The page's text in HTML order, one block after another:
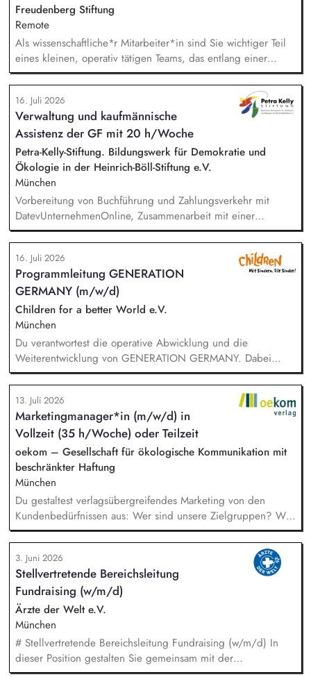
Freudenberg Stiftung
Remote
Als wissenschaftliche*r Mitarbeiter*in sind Sie wichtiger Teil
eines kleinen, operativ tätigen Teams, das entlang einer
klaren Programmatik langfristig soziale Innovation
implementiert. Sie unterstützen die Geschäftsführung bei der
Umsetzung der Stiftungsprogrammatik und entwickeln dabei
die Internationalisierungsstrategie der Stiftung weiter. Sie
übersetzen wissenschaftliche Erkenntnisse in
alltagsangebundene Handlungsansätze entlang unserer
Stiftungsprogrammatik.
16. Juli 2026
Verwaltung und kaufmännische
Assistenz der GF mit 20 h/Woche
Petra-Kelly-Stiftung. Bildungswerk für Demokratie und
Ökologie in der Heinrich-Böll-Stiftung e.V.
München
Vorbereitung von Buchführung und Zahlungsverkehr mit
DatevUnternehmenOnline, Zusammenarbeit mit einer
Steuerkanzlei, Zuarbeit Wirtschaftsprüfung bei der Erstellung
des Verwendungsnachweises und des Jahresabschlusses,
Unterstützung in der Projektadministration und -abrechnung,
Administrative Beratung von Kooperationspartner*innen,
Pflege von Personalstammdaten, Unterstützung der
Geschäftsführung, Einführung und Nutzung von digitalen
Anwendungen, Einhaltung und Überprüfung der DSGVO.
16. Juli 2026
Programmleitung GENERATION
GERMANY (m/w/d)
Children for a better World e.V.
München
Du verantwortest die operative Abwicklung und die
Weiterentwicklung von GENERATION GERMANY. Dabei
arbeitest Du im Team und auch eng mit unserem Vorstand
zusammen und übernimmst Verantwortung für die Strategie,
die Umsetzung und das Wachstum des Programms. Dazu
gehören insbesondere: Inhaltliche, strategische und
organisatorische Weiterentwicklung des Programms,
Konzeption, Planung und Durchführung unserer
Demokratieveranstaltungen, Moderation der Veranstaltungen
und Vorbereitung der Panelgäste.
13. Juli 2026
Marketingmanager*in (m/w/d) in
Vollzeit (35 h/Woche) oder Teilzeit
oekom – Gesellschaft für ökologische Kommunikation mit
beschränkter Haftung
München
Du gestaltest verlagsübergreifendes Marketing von den
Kundenbedürfnissen aus: Wer sind unsere Zielgruppen? Was
bewegt sie? Wo erreichen wir sie? Du gehst in Verbindung
mit unseren Kund*innen und entwickelst daraus
Marketingstrategien, konkrete Maßnahmen und neue Formate.
Du misst, was funktioniert, und ziehst daraus selbstständig
Konsequenzen. Du verantwortest das operative Marketing für
unsere Publikumszeitschriften BIO, Slow Food Magazin und
Natürlich Gärtnern: Newsletter, Social Media, Website,
Kooperationen – in enger Abstimmung mit Vertrieb und
Anzeigenverkauf.
3. Juni 2026
Stellvertretende Bereichsleitung
Fundraising (w/m/d)
Ärzte der Welt e.V.
München
# Stellvertretende Bereichsleitung Fundraising (w/m/d) In
dieser Position gestalten Sie gemeinsam mit der
Bereichsleitung die strategische Weiterentwicklung des